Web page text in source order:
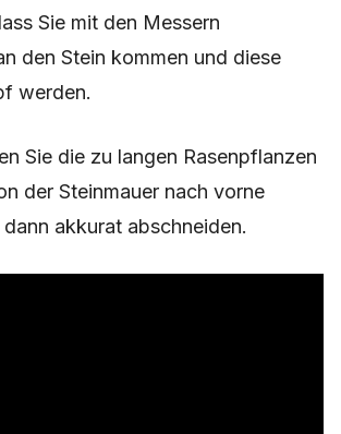
Sie mit den Messern
den Stein kommen und diese
werden.
Sie die zu langen Rasenpflanzen
der Steinmauer nach vorne
akkurat abschneiden.